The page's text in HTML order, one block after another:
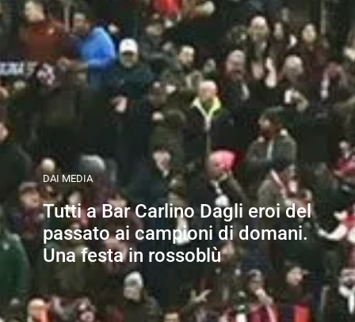
DAI MEDIA
Tutti a Bar Carlino Dagli eroi del
passato ai campioni di domani.
Una festa in rossoblù